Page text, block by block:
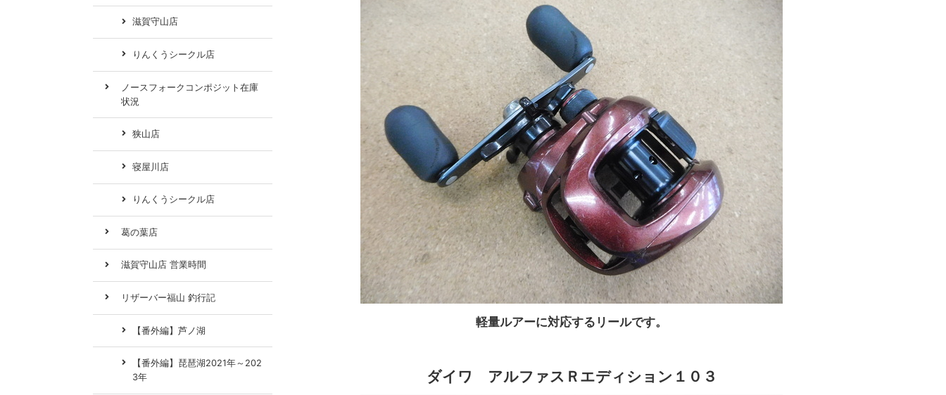
軽量ルアーに対応するリールです。
ダイワ アルファスＲエディション１０３
滋賀守山店
りんくうシークル店
ノースフォークコンポジット在庫
状況
狭山店
寝屋川店
りんくうシークル店
葛の葉店
滋賀守山店 営業時間
リザーバー福山 釣行記
【番外編】芦ノ湖
【番外編】琵琶湖2021年～202
3年